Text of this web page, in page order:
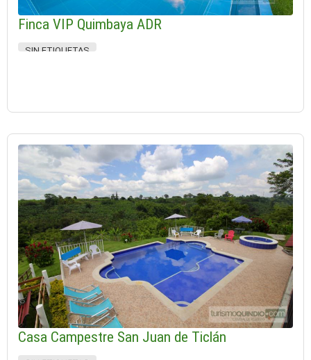
Finca VIP Quimbaya ADR
SIN ETIQUETAS
Casa Campestre San Juan de Ticlán